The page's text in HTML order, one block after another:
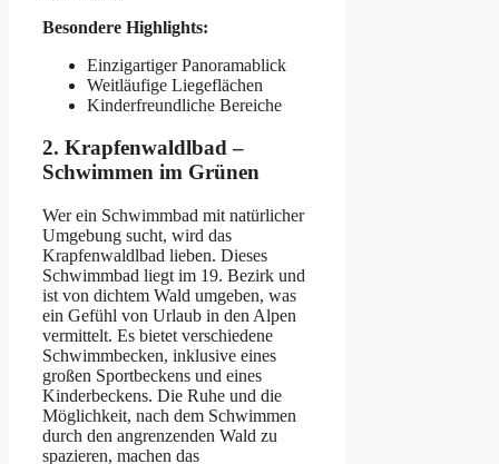
Besondere Highlights:
Einzigartiger Panoramablick
Weitläufige Liegeflächen
Kinderfreundliche Bereiche
2. Krapfenwaldlbad –
Schwimmen im Grünen
Wer ein Schwimmbad mit natürlicher
Umgebung sucht, wird das
Krapfenwaldlbad lieben. Dieses
Schwimmbad liegt im 19. Bezirk und
ist von dichtem Wald umgeben, was
ein Gefühl von Urlaub in den Alpen
vermittelt. Es bietet verschiedene
Schwimmbecken, inklusive eines
großen Sportbeckens und eines
Kinderbeckens. Die Ruhe und die
Möglichkeit, nach dem Schwimmen
durch den angrenzenden Wald zu
spazieren, machen das